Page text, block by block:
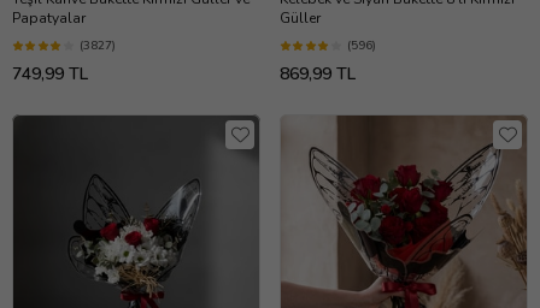
Papatyalar
(3827)
749,99 TL
Güller
(596)
869,99 TL